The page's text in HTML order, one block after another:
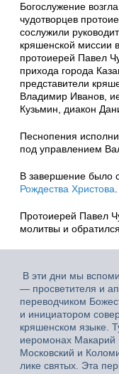
Богослужение
чудотворцев
сослужили
кряшенской миссии
протоиерей Павел
прихода города
представители
Владимир Иванов,
Кузьмин, диакон
Песнопения
под управлением
В завершение было
Рождества Христова
Протоиерей Павел
молитвы и
В эти дни мы
— просветителя и
переводчиком
и инициатором
кряшенском языке.
иеромонах Макарий
Московский и
лике святых. Эта